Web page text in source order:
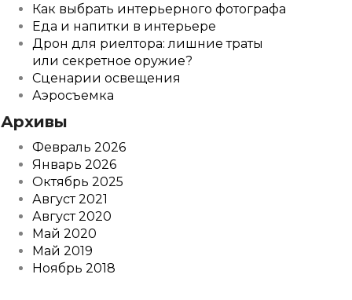
Как выбрать интерьерного фотографа
Еда и напитки в интерьере
Дрон для риелтора: лишние траты
или секретное оружие?
Сценарии освещения
Аэросъемка
Архивы
Февраль 2026
Январь 2026
Октябрь 2025
Август 2021
Август 2020
Май 2020
Май 2019
Ноябрь 2018